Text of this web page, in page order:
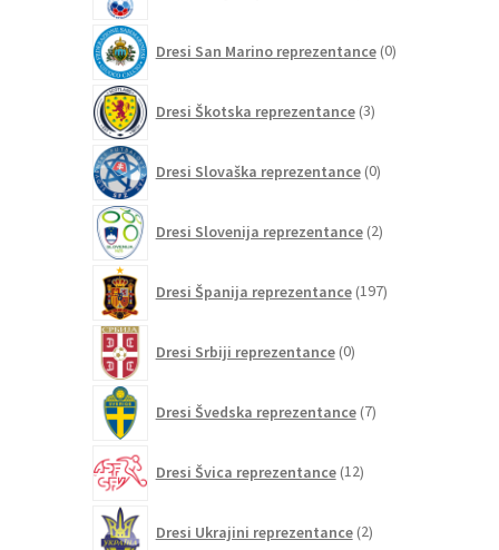
Dresi San Marino reprezentance 0izdelkov
Dresi Škotska reprezentance 3izdelki
Dresi Slovaška reprezentance 0izdelkov
Dresi Slovenija reprezentance 2izdelka
Dresi Španija reprezentance 197izdelkov
Dresi Srbiji reprezentance 0izdelkov
Dresi Švedska reprezentance 7izdelkov
Dresi Švica reprezentance 12izdelkov
Dresi Ukrajini reprezentance 2izdelka